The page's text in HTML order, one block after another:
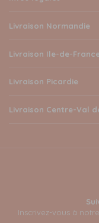
Livraison Normandie
Livraison Ile-de-
Livraison Picardie
Livraison Centre-Val
Inscrivez-vous à